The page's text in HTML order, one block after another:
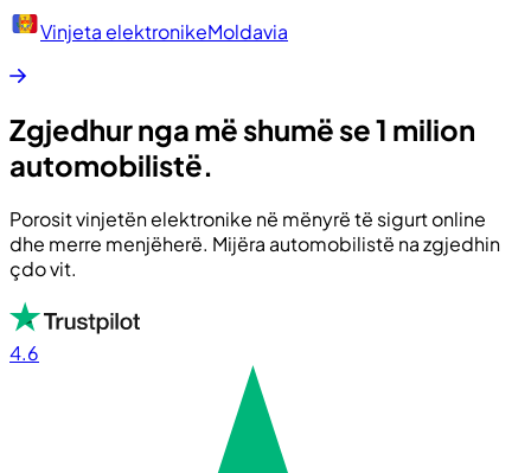
Vinjeta elektronikeMoldavia
Zgjedhur nga më shumë se 1 milion
automobilistë.
Porosit vinjetën elektronike në mënyrë të sigurt online
dhe merre menjëherë. Mijëra automobilistë na zgjedhin
çdo vit.
4.6